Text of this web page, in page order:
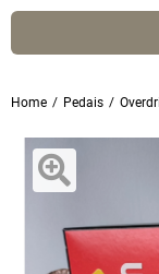
Home Pedais